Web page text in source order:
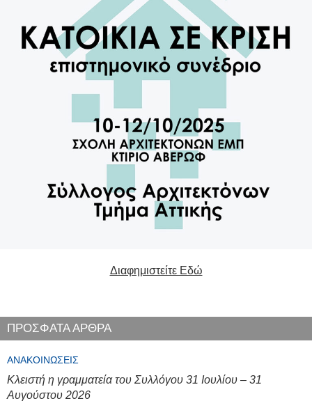
Διαφημιστείτε Εδώ
ΠΡΟΣΦΑΤΑ ΑΡΘΡΑ
ΑΝΑΚΟΙΝΏΣΕΙΣ
Κλειστή η γραμματεία του Συλλόγου 31 Ιουλίου – 31
Αυγούστου 2026